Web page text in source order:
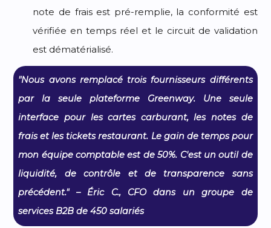
note de frais est pré-remplie, la conformité est
vérifiée en temps réel et le circuit de validation
est dématérialisé.
"Nous avons remplacé trois fournisseurs différents
par la seule plateforme Greenway. Une seule
interface pour les cartes carburant, les notes de
frais et les tickets restaurant. Le gain de temps pour
mon équipe comptable est de 50%. C'est un outil de
liquidité, de contrôle et de transparence sans
précédent." – Éric C., CFO dans un groupe de
services B2B de 450 salariés